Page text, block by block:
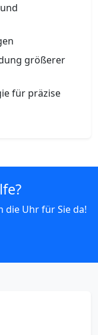
größerer
für präzise
die Uhr für Sie da!